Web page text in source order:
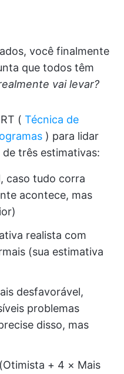
você finalmente
que todos têm
vai levar?
( Técnica de
) para lidar
três estimativas:
caso tudo corra
acontece, mas
realista com
(sua estimativa
desfavorável,
problemas
disso, mas
(Otimista + 4 × Mais